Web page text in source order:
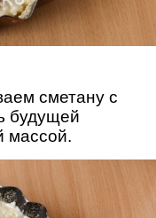
сметану с
будущей
массой.